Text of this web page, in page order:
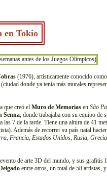
en Tokio
(1976), artísticamente conocido como
donde ya tenía más murales
que creó el Muro de Memorias en São
Senna, donde trabajaba con su equipo de
las 7 de la tarde. Tiene una altura de 41
Además de recorrer su país natal
, Francia, Estados Unidos, Rusia, Grecia
de arte 3D del mundo, y sus grafitis
entre otros, un total de 58 artistas,